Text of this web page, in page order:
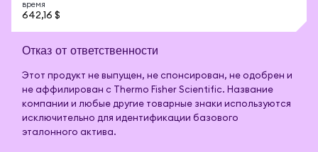
время
642,16 $
Отказ от ответственности
Этот продукт не выпущен, не спонсирован, не одобрен и
не аффилирован с Thermo Fisher Scientific. Название
компании и любые другие товарные знаки используются
исключительно для идентификации базового
эталонного актива.